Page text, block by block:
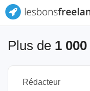
Plus de 1 000